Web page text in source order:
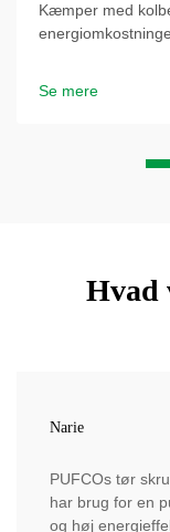
Kæmper med
Se mere
Hvad
Narie
PUFCOs tør
har brug for en
og høj